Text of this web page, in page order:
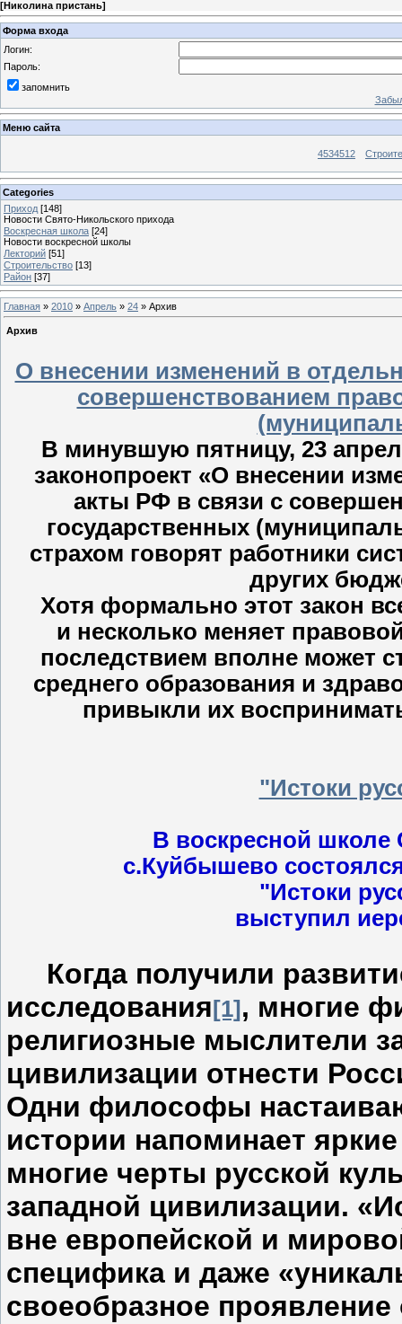
[Николина пристань]
Форма входа
Логин:
Пароль:
запомнить
Меню сайта
4534512
Categories
Приход [148]
Новости Свято-Никольского прихода
Воскресная школа [24]
Новости воскресной школы
Лекторий [51]
Строительство [13]
Район [37]
Главная » 2010 » Апрель » 24 » Архив
Архив
О внесении изменений в
совершенствованием
В минувшую пятницу, 23
законопроект «О внесении
акты РФ в связи с
государственных
страхом говорят работники
других
Хотя формально этот закон
и несколько меняет
последствием вполне может
среднего образования и
привыкли их
"Истоки
В воскресной школе
с.Куйбышево
"Истоки
выступил
Когда получили
исследования [1] , многие
религиозные мыслители
цивилизации отнести
Одни философы
истории напоминает
многие черты русской
западной цивилизации.
вне европейской и
специфика и даже
своеобразное